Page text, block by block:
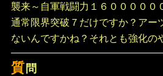
襲来～自軍戦闘力１６０００００
通常限界突破７だけですか？アー
ないんですかね？それとも強化の
質 問